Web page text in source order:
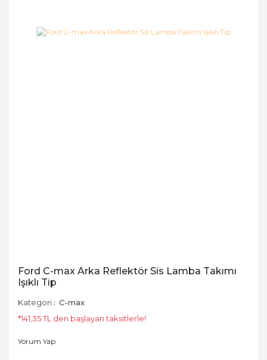
Ford C-max Arka Reflektör Sis Lamba Takımı
Işıklı Tip
Kategori
C-max
*141,35 TL den başlayan taksitlerle!
Yorum Yap